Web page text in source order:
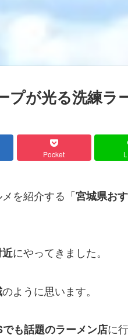
プが光る洗練ラ
Pocket
を紹介する「宮城県お
にやってきました。
のように思います。
も話題のラーメン店に